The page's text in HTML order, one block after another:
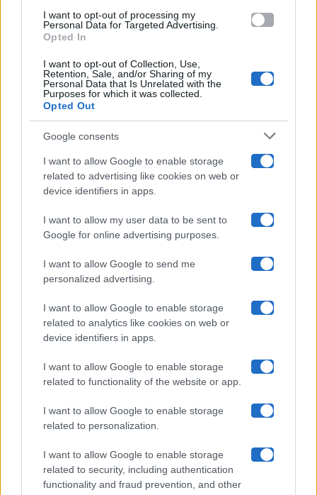
consent section.
I want to opt-out of processing my
Personal Data for Targeted Advertising.
Opted In
I want to opt-out of Collection, Use,
Retention, Sale, and/or Sharing of my
Personal Data that Is Unrelated with the
Purposes for which it was collected.
Opted Out
Google consents
I want to allow Google to enable storage
related to advertising like cookies on web or
device identifiers in apps.
I want to allow my user data to be sent to
Google for online advertising purposes.
I want to allow Google to send me
personalized advertising.
I want to allow Google to enable storage
related to analytics like cookies on web or
device identifiers in apps.
I want to allow Google to enable storage
related to functionality of the website or app.
I want to allow Google to enable storage
related to personalization.
I want to allow Google to enable storage
related to security, including authentication
functionality and fraud prevention, and other
Amici
Ballando Con Le Stelle
Grande Fratello
Isola Dei Famosi
Uomini E Donne
Maste S.r.l.
Chi siamo
Collabora con noi
Contatti
Privacy Policy
Cookie Policy